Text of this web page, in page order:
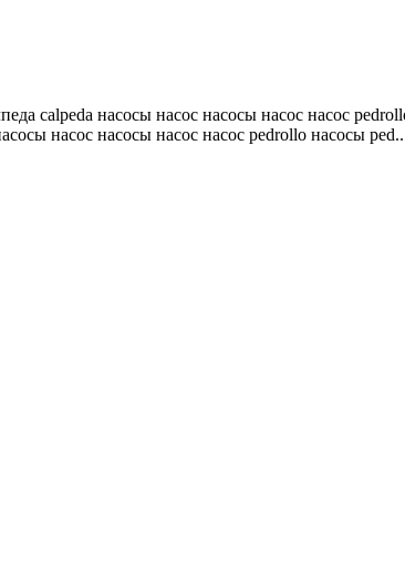
calpeda насосы насос насосы насос насос
насос насосы насос насос pedrollo насосы ped..